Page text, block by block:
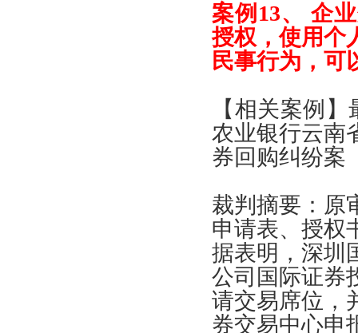
案例 13、 企
授权 ，使用个
民事行为 ， 可
【相关案例 】
农业银行云南
券回购纠纷案
裁判摘要 ： 原
申请表、 授权
据表明 ， 深圳
公司国际证券
请交易席位 ，
券交易中心申